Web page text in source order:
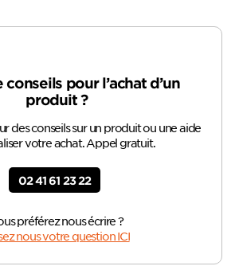
pour l’achat d’un
produit ?
des conseils sur un produit ou une aide
votre achat. Appel gratuit.
02 41 61 23 22
préférez nous écrire ?
nous votre question ICI